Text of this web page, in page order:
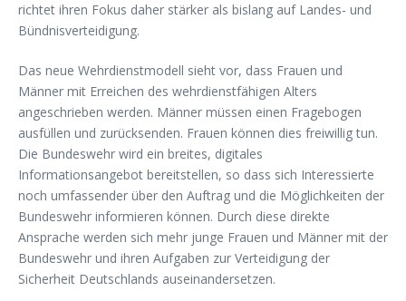
richtet ihren Fokus daher stärker als bislang auf Landes- und
Bündnisverteidigung.
Das neue Wehrdienstmodell sieht vor, dass Frauen und
Männer mit Erreichen des wehrdienstfähigen Alters
angeschrieben werden. Männer müssen einen Fragebogen
ausfüllen und zurücksenden. Frauen können dies freiwillig tun.
Die Bundeswehr wird ein breites, digitales
Informationsangebot bereitstellen, so dass sich Interessierte
noch umfassender über den Auftrag und die Möglichkeiten der
Bundeswehr informieren können. Durch diese direkte
Ansprache werden sich mehr junge Frauen und Männer mit der
Bundeswehr und ihren Aufgaben zur Verteidigung der
Sicherheit Deutschlands auseinandersetzen.